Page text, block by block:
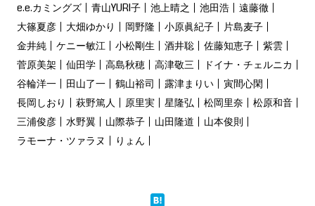
e.e.カミングズ 青山YURI子 池上晴之 池田浩
遠藤徹
大篠夏彦
大畑ゆかり 岡野隆 小原眞紀子
片島麦子
金井純
ケニー敏江 小松剛生 酒井聡 佐藤知恵子
紫雲
菅原美架
仙田学 高島秋穂 高津敬三
ドイナ・チェルニカ
谷輪洋一
田山了一 鶴山裕司 露津まりい
寅間心閑
長岡しおり
萩野篤人 原里実 星隆弘 松岡里奈
松原和音
三浦俊彦
水野翼 山際恭子 山田隆道
山本俊則
ラモーナ・ツァラヌ
りょん